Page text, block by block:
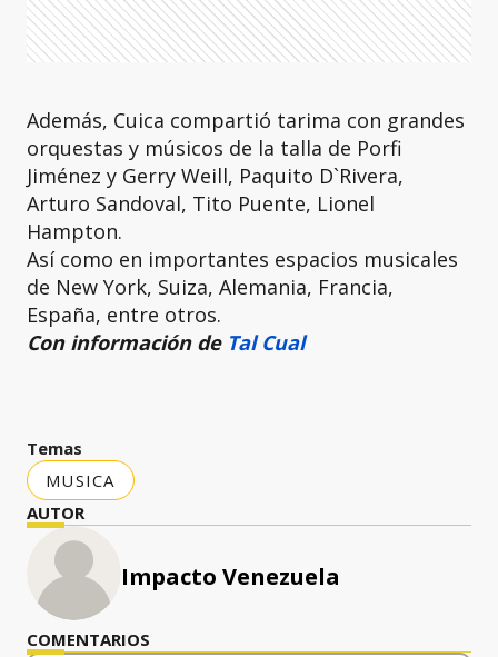
Además, Cuica compartió tarima con grandes
orquestas y músicos de la talla de Porfi
Jiménez y Gerry Weill, Paquito D`Rivera,
Arturo Sandoval, Tito Puente, Lionel
Hampton.
Así como en importantes espacios musicales
de New York, Suiza, Alemania, Francia,
España, entre otros.
Con información de Tal Cual
Temas
MUSICA
AUTOR
Impacto Venezuela
COMENTARIOS